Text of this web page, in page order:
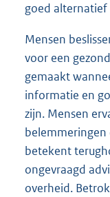
goed
Mensen
voor een
gemaakt
informatie en
zijn. Mensen
belemmeringen
betekent
ongevraagd
overheid.